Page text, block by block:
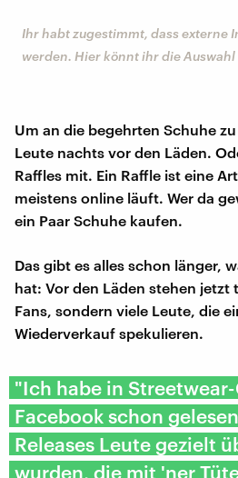
Ihr habt zugestimmt, dass externe
werden. Hier könnt ihr die Auswahl
Um an die begehrten Schuhe
Leute nachts vor den Läden.
Raffles mit. Ein Raffle ist eine
meistens online läuft. Wer da
ein Paar Schuhe kaufen.
Das gibt es alles schon länger,
hat: Vor den Läden stehen jetzt
Fans, sondern viele Leute, die
Wiederverkauf spekulieren.
"Ich habe in
Facebook schon
Releases Leute gezielt
wurden, die mit 'ner